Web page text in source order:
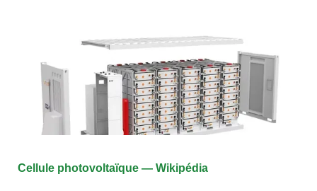
Cellule photovoltaïque — Wikipédia